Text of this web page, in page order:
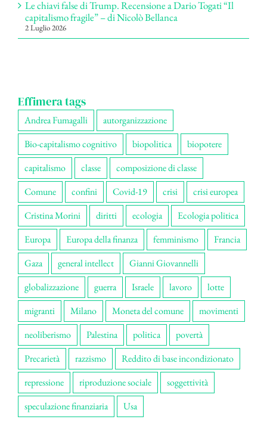
Le chiavi false di Trump. Recensione a Dario Togati “Il
capitalismo fragile” – di Nicolò Bellanca
2 Luglio 2026
Effimera tags
Andrea Fumagalli
autorganizzazione
Bio-capitalismo cognitivo
biopolitica
biopotere
capitalismo
classe
composizione di classe
Comune
confini Covid-19 crisi
crisi europea
Cristina Morini
diritti ecologia
Ecologia politica
Europa
Europa della finanza femminismo
Francia
Gaza
general intellect
Gianni Giovannelli
globalizzazione
guerra Israele lavoro
lotte
migranti
Milano Moneta del comune
movimenti
neoliberismo
Palestina politica
povertà
Precarietà
razzismo
Reddito di base incondizionato
repressione
riproduzione sociale
soggettività
speculazione finanziaria
Usa